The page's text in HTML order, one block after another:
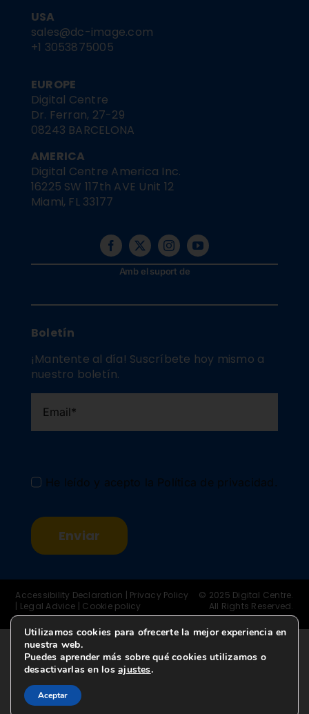
USA
sales@dc-image.com
+1 3053875005
EUROPE
Digital Centre
Dr. Ferran, 27-29
08243 BARCELONA
AMERICA
Digital Centre America Inc.
16225 SW 117th AVE Unit 12
Miami, FL 33177
Amb el suport de
Boletín
¡Mantente al día! Suscríbete hoy mismo a
nuestro boletín.
He leído y acepto la Política de privacidad .
Enviar
Accessibility Declaration | Privacy Policy
| Legal Advice | Cookie policy
© 2025 Digital Centre.
All Rights Reserved.
Utilizamos cookies para ofrecerte la mejor experiencia en
nuestra web.
Puedes aprender más sobre qué cookies utilizamos o
desactivarlas en losajustes.
Aceptar